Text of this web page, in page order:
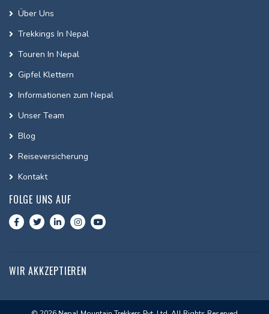
Über Uns
Trekkings In Nepal
Touren In Nepal
Gipfel Klettern
Informationen zum Nepal
Unser Team
Blog
Reiseversicherung
Kontakt
FOLGE UNS AUF
WIR AKKZEPTIEREN